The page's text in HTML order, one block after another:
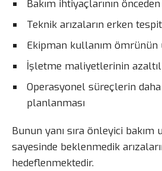
Bakım ihtiyaçlarının
Teknik arızaların erken
Ekipman kullanım ömrünün
İşletme maliyetlerinin
Operasyonel süreçlerin
planlanması
Bunun yanı sıra önleyici bakım
sayesinde beklenmedik
hedeflenmektedir.